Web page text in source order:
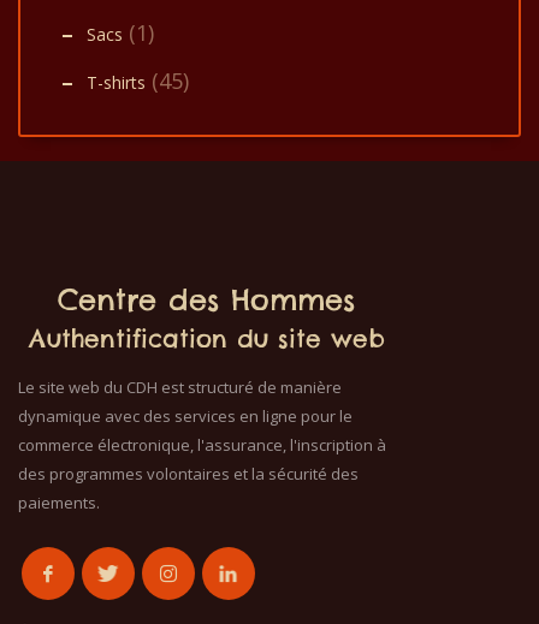
Sacs (1)
T-shirts (45)
Centre des Hommes
Authentification du site web
Le site web du CDH est structuré de manière
dynamique avec des services en ligne pour le
commerce électronique, l'assurance, l'inscription à
des programmes volontaires et la sécurité des
paiements.